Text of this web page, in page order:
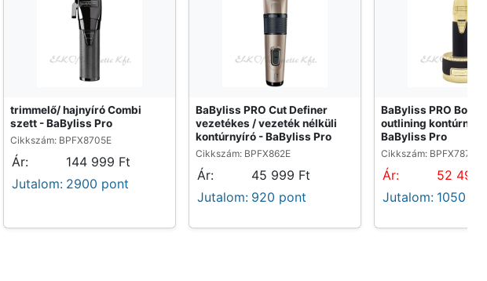
trimmelő/ hajnyíró Combi
szett - BaByliss Pro
Cikkszám: BPFX8705E
Ár:
144 999 Ft
Jutalom: 2900 pont
BaByliss PRO Cut Definer
vezetékes / vezeték nélküli
kontúrnyíró - BaByliss Pro
Cikkszám: BPFX862E
Ár:
45 999 Ft
Jutalom: 920 pont
BaByliss PRO Boost
outlining
BaByliss Pro
Cikkszám:
Ár:
52 499
Jutalom: 1050